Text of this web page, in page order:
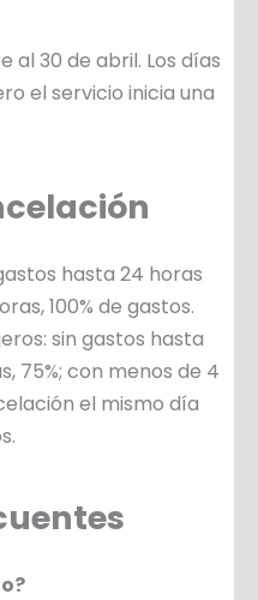
al 30 de abril. Los días
el servicio inicia una
hasta 24 horas
100% de gastos.
sin gastos hasta
75%; con menos de 4
el mismo día